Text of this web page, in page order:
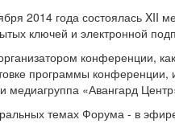
2014 года состоялась XII
ключей и электронной
конференции,
программы
медиагруппа «Авангард
темах Форума - в